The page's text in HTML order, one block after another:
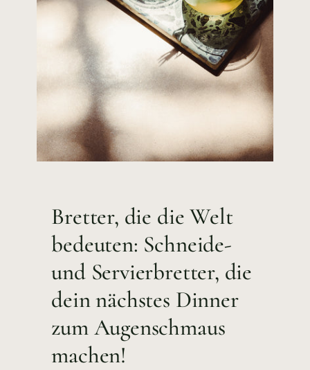
Bretter, die die Welt
bedeuten: Schneide-
und Servierbretter, die
dein nächstes Dinner
zum Augenschmaus
machen!